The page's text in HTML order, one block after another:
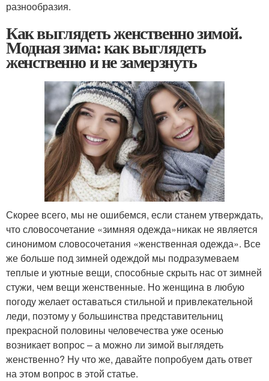
разнообразия.
Как выглядеть женственно зимой.
Модная зима: как выглядеть
женственно и не замерзнуть
Скорее всего, мы не ошибемся, если станем утверждать,
что словосочетание «зимняя одежда»никак не является
синонимом словосочетания «женственная одежда». Все
же больше под зимней одеждой мы подразумеваем
теплые и уютные вещи, способные скрыть нас от зимней
стужи, чем вещи женственные. Но женщина в любую
погоду желает оставаться стильной и привлекательной
леди, поэтому у большинства представительниц
прекрасной половины человечества уже осенью
возникает вопрос – а можно ли зимой выглядеть
женственно? Ну что же, давайте попробуем дать ответ
на этом вопрос в этой статье.